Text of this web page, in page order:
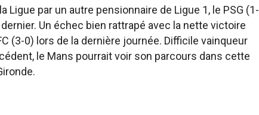
Ligue par un autre pensionnaire de Ligue 1, le PSG (1-
Un échec bien rattrapé avec la nette victoire
(3-0) lors de la dernière journée. Difficile vainqueur
le Mans pourrait voir son parcours dans cette